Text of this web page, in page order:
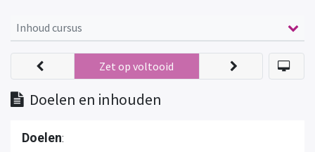
Inhoud cursus
Doelen en inhouden
Zet op voltooid
Doelen: